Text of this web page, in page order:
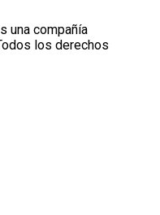
una compañía
los derechos